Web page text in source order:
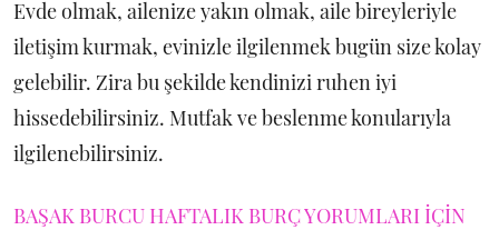
Evde olmak, ailenize yakın olmak, aile bireyleriyle
iletişim kurmak, evinizle ilgilenmek bugün size kolay
gelebilir. Zira bu şekilde kendinizi ruhen iyi
hissedebilirsiniz. Mutfak ve beslenme konularıyla
ilgilenebilirsiniz.
BAŞAK BURCU HAFTALIK BURÇ YORUMLARI İÇİN